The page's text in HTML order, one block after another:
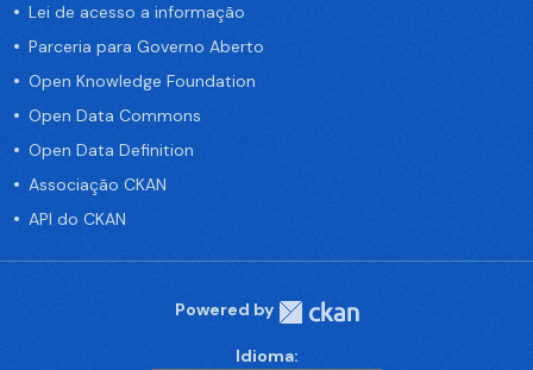
Lei de acesso a informação
Parceria para Governo Aberto
Open Knowledge Foundation
Open Data Commons
Open Data Definition
Associação CKAN
API do CKAN
Powered by
Idioma